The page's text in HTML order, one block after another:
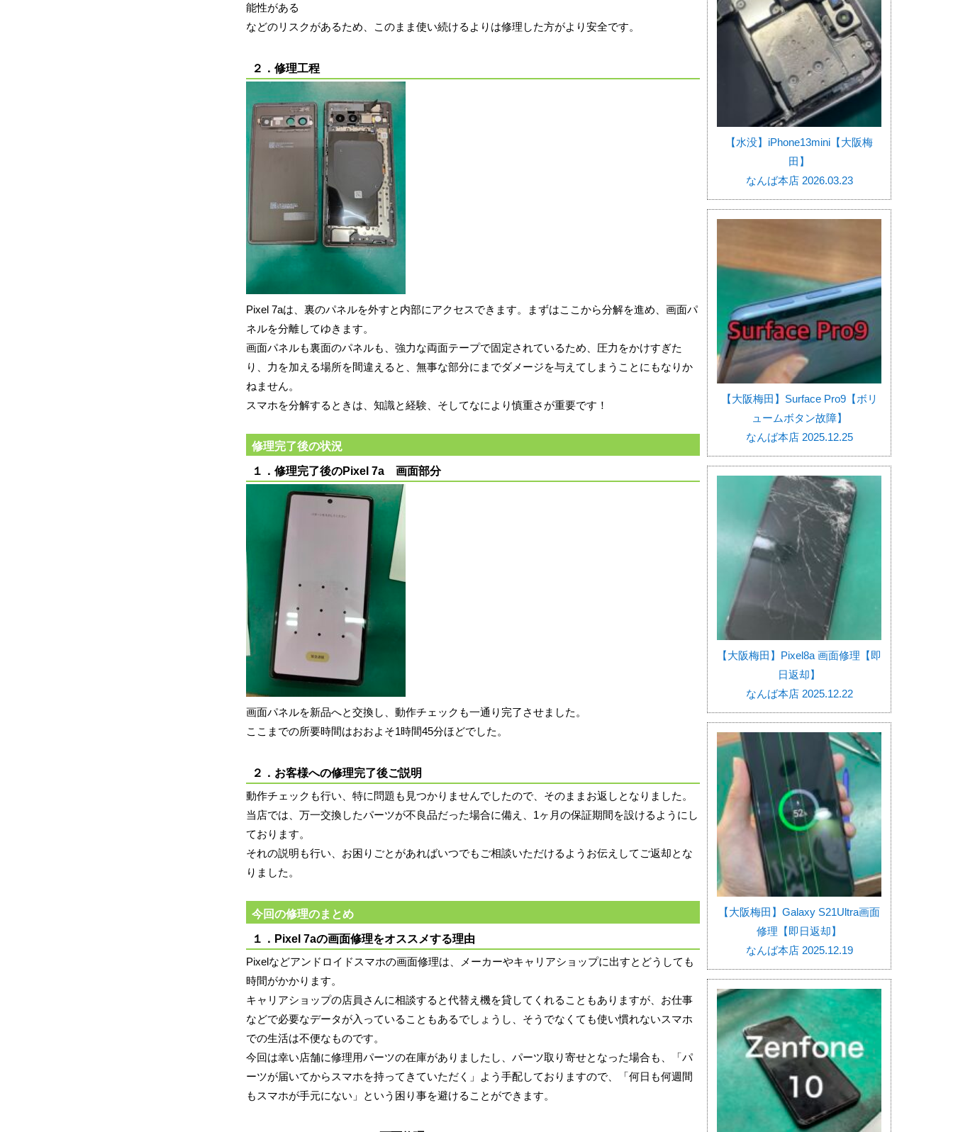
能性がある
などのリスクがあるため、このまま使い続けるよりは修理した方がより安全です。
２．修理工程
Pixel 7aは、裏のパネルを外すと内部にアクセスできます。まずはここから分解を進め、画面パ
ネルを分離してゆきます。
画面パネルも裏面のパネルも、強力な両面テープで固定されているため、圧力をかけすぎた
り、力を加える場所を間違えると、無事な部分にまでダメージを与えてしまうことにもなりか
ねません。
スマホを分解するときは、知識と経験、そしてなにより慎重さが重要です！
修理完了後の状況
１．修理完了後のPixel 7a 画面部分
画面パネルを新品へと交換し、動作チェックも一通り完了させました。
ここまでの所要時間はおおよそ1時間45分ほどでした。
２．お客様への修理完了後ご説明
動作チェックも行い、特に問題も見つかりませんでしたので、そのままお返しとなりました。
当店では、万一交換したパーツが不良品だった場合に備え、1ヶ月の保証期間を設けるようにし
ております。
それの説明も行い、お困りごとがあればいつでもご相談いただけるようお伝えしてご返却とな
りました。
今回の修理のまとめ
１．Pixel 7aの画面修理をオススメする理由
Pixelなどアンドロイドスマホの画面修理は、メーカーやキャリアショップに出すとどうしても
時間がかかります。
キャリアショップの店員さんに相談すると代替え機を貸してくれることもありますが、お仕事
などで必要なデータが入っていることもあるでしょうし、そうでなくても使い慣れないスマホ
での生活は不便なものです。
今回は幸い店舗に修理用パーツの在庫がありましたし、パーツ取り寄せとなった場合も、「パ
ーツが届いてからスマホを持ってきていただく」よう手配しておりますので、「何日も何週間
もスマホが手元にない」という困り事を避けることができます。
【水没】iPhone13mini【大阪梅
田】
なんば本店 2026.03.23
【大阪梅田】Surface Pro9【ボリ
ュームボタン故障】
なんば本店 2025.12.25
【大阪梅田】Pixel8a 画面修理【即
日返却】
なんば本店 2025.12.22
【大阪梅田】Galaxy S21Ultra画面
修理【即日返却】
なんば本店 2025.12.19